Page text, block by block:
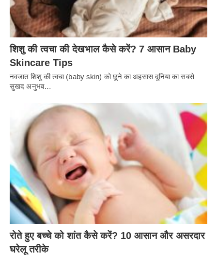
शिशु की त्वचा की देखभाल कैसे करें? 7 आसान Baby
Skincare Tips
नवजात शिशु की त्वचा (baby skin) को छूने का अहसास दुनिया का सबसे
सुखद अनुभव…
रोते हुए बच्चे को शांत कैसे करें? 10 आसान और असरदार
घरेलू तरीके